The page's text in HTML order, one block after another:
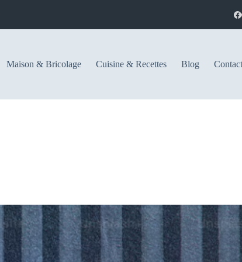
Maison & Bricolage Cuisine & Recettes Blog Contact